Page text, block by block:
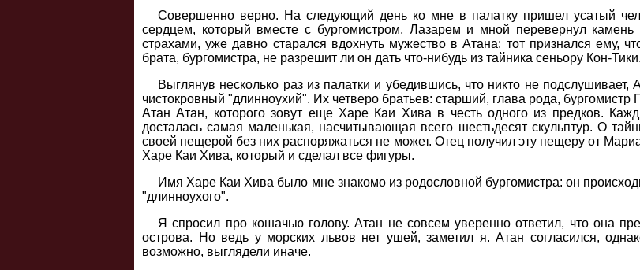
Совершенно верно. На следующий день ко мне в палатку пришел усатый
сердцем, который вместе с бургомистром, Лазарем и мной перевернул
страхами, уже давно старался вдохнуть мужество в Атана: тот признался ему,
брата, бургомистра, не разрешит ли он дать что-нибудь из тайника сеньору Кон-Тики.
Выглянув несколько раз из палатки и убедившись, что никто не
чистокровный "длинноухий". Их четверо братьев: старший, глава рода,
Атан Атан, которого зовут еще Харе Каи Хива в честь одного из предков.
досталась самая маленькая, насчитывающая всего шестьдесят скульптур. О
своей пещерой без них распоряжаться не может. Отец получил эту пещеру от
Харе Каи Хива, который и сделал все фигуры.
Имя Харе Каи Хива было мне знакомо из родословной бургомистра: он
"длинноухого".
Я спросил про кошачью голову. Атан не совсем уверенно ответил, что она
острова. Но ведь у морских львов нет ушей, заметил я. Атан согласился,
возможно, выглядели иначе.